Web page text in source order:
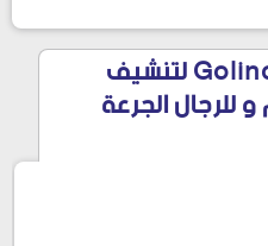
جولينوساب Golinosab لتنشيف
للرجال الجرعة